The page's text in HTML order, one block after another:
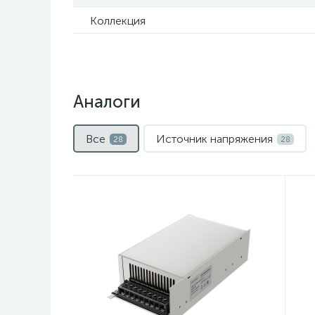
Коллекция
Аналоги
Все 28 Источник напряжения 28